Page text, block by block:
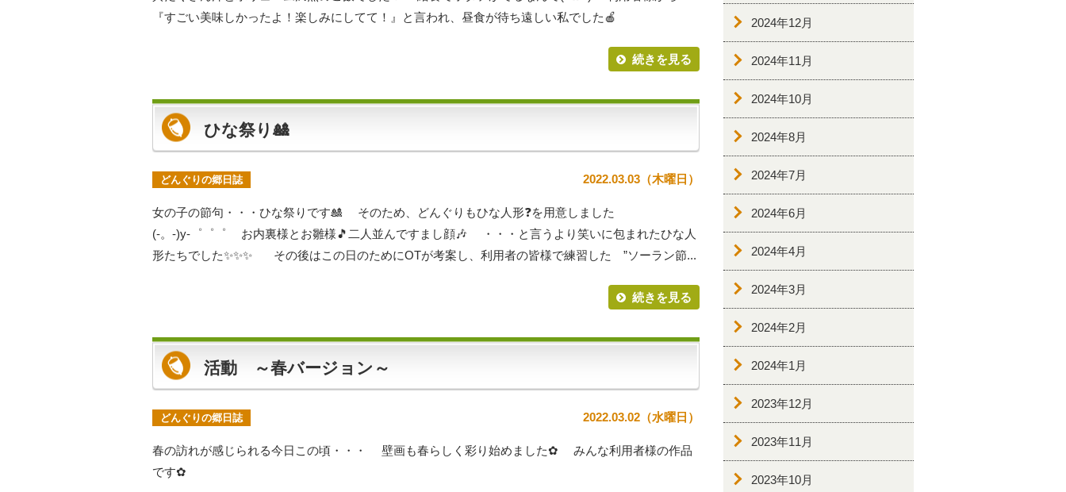
『すごい美味しかったよ！楽しみにしてて！』と言われ、昼食が待ち遠しい私でした🍎
続きを見る
ひな祭り🎎
どんぐりの郷日誌 2022.03.03（木曜日）
女の子の節句・・・ひな祭りです🎎 そのため、どんぐりもひな人形❓を用意しました
(-。-)y-゜゜゜ お内裏様とお雛様🎵二人並んですまし顔🎶 ・・・と言うより笑いに包まれたひな人
形たちでした✨✨✨ その後はこの日のためにOTが考案し、利用者の皆様で練習した ”ソーラン節...
続きを見る
活動 ～春バージョン～
どんぐりの郷日誌 2022.03.02（水曜日）
春の訪れが感じられる今日この頃・・・ 壁画も春らしく彩り始めました✿ みんな利用者様の作品
です✿
2024年12月
2024年11月
2024年10月
2024年8月
2024年7月
2024年6月
2024年4月
2024年3月
2024年2月
2024年1月
2023年12月
2023年11月
2023年10月